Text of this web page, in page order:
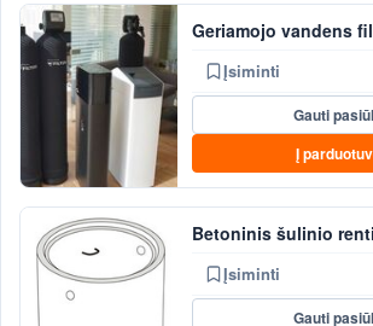
Geriamojo vandens
Įsiminti
Gauti
Į
Betoninis šulinio
Įsiminti
Gauti